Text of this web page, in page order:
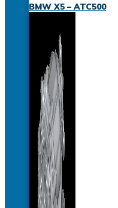
BMW X5 – ATC500